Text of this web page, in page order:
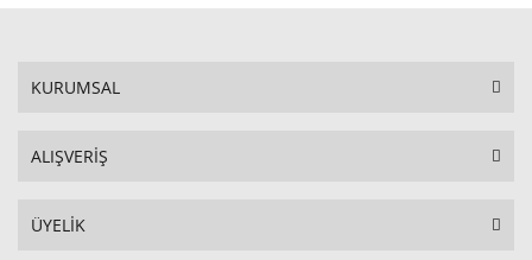
KURUMSAL
ALIŞVERİŞ
ÜYELİK